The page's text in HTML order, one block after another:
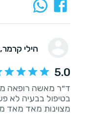
הילי קרמר
5.0
בטיפול בבעיה לא
מצוינות מאד מאד